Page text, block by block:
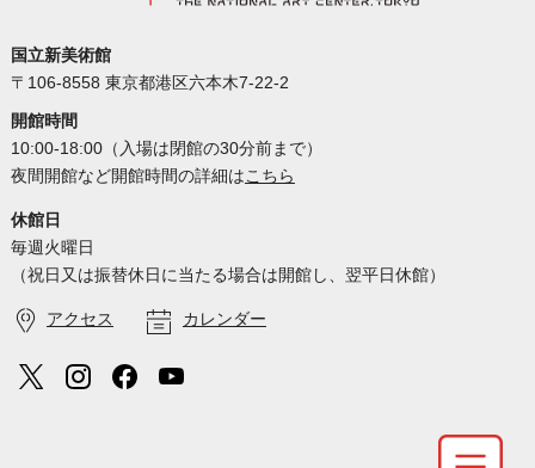
国立新美術館
〒106-8558 東京都港区六本木7-22-2
開館時間
10:00-18:00（入場は閉館の30分前まで）
夜間開館など開館時間の詳細はこちら
休館日
毎週火曜日
（祝日又は振替休日に当たる場合は開館し、翌平日休館）
アクセス カレンダー